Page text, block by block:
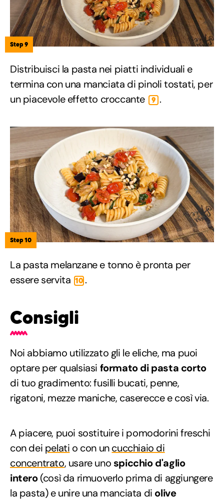
Step 9
Distribuisci la pasta nei piatti individuali e
termina con una manciata di pinoli tostati, per
un piacevole effetto croccante
9 .
Step 10
La pasta melanzane e tonno è pronta per
essere servita 10 .
Consigli
Noi abbiamo utilizzato gli le eliche, ma puoi
optare per qualsiasi formato di pasta corto
di tuo gradimento: fusilli bucati, penne,
rigatoni, mezze maniche, caserecce e così via.
A piacere, puoi sostituire i pomodorini freschi
con dei pelati o con uncucchiaio di
concentrato, usare uno spicchio d'aglio
intero(così da rimuoverlo prima di aggiungere
la pasta) e unire una manciata di olive